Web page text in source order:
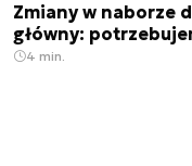
Zmiany w naborze
główny:
4 min.